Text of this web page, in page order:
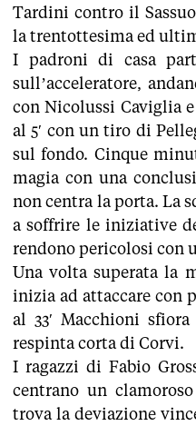
Tardini contro il
la trentottesima ed
I padroni di casa
sull’acceleratore,
con Nicolussi Caviglia
al 5′ con un tiro di
sul fondo. Cinque
magia con una
non centra la porta. La
a soffrire le iniziative
rendono pericolosi con
Una volta superata la
inizia ad attaccare con
al 33′ Macchioni
respinta corta di Corvi.
I ragazzi di Fabio
centrano un
trova la deviazione